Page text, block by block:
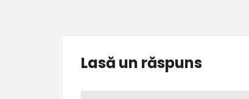
Lasă un răspuns